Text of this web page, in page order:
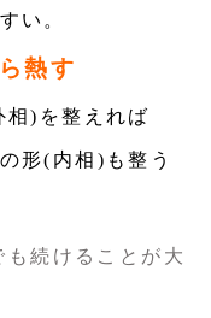
い。
熱す
相)を整えれば
形(内相)も整う
続けることが大